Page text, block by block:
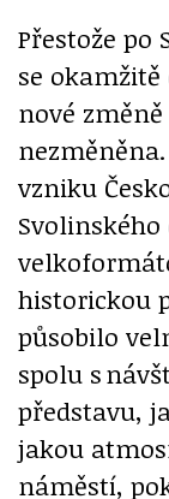
Přestože po
se
nové
vzniku
historickou
působilo
spolu s
představu,
jakou
náměstí,